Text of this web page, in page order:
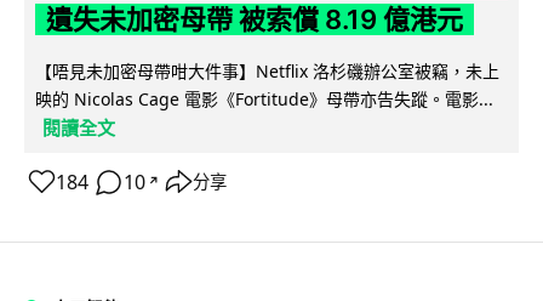
遺失未加密母帶 被索償 8.19 億港元
【唔見未加密母帶咁大件事】Netflix 洛杉磯辦公室被竊，未上
映的 Nicolas Cage 電影《Fortitude》母帶亦告失蹤。電影...
閱讀全文
184 10 ↗ 分享